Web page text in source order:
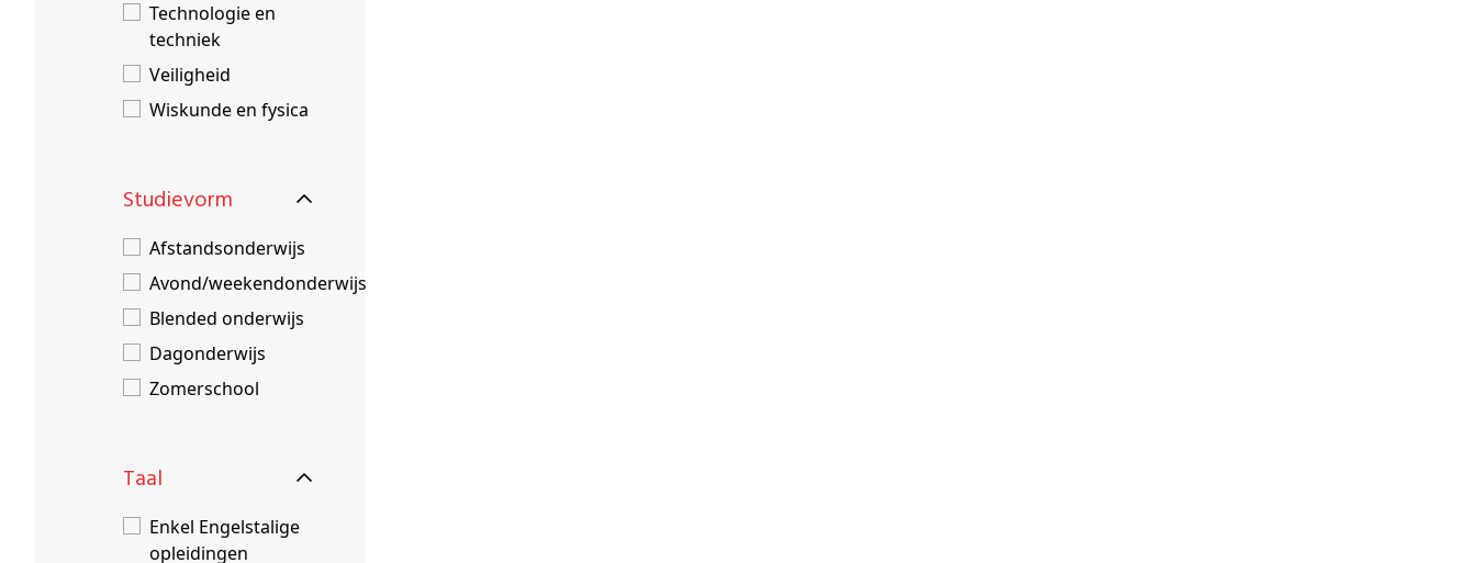
Technologie en
techniek
Veiligheid
Wiskunde en fysica
Studievorm
Afstandsonderwijs
Avond/weekendonderwijs
Blended onderwijs
Dagonderwijs
Zomerschool
Taal
Enkel Engelstalige
opleidingen